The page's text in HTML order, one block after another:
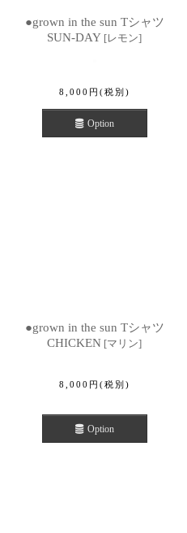
●grown in the sun Tシャツ
SUN-DAY [レモン]
8,000 円 (税別)
Option
●grown in the sun Tシャツ
CHICKEN [マリン]
8,000 円 (税別)
Option